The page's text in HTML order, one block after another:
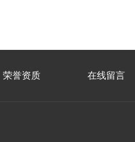
荣誉资质 在线留言